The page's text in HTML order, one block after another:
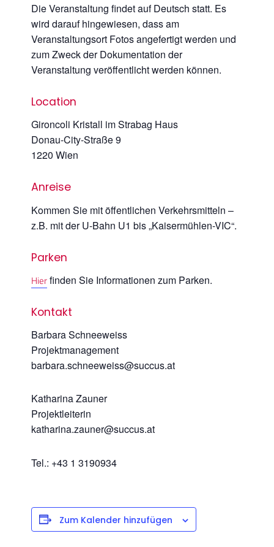
Die Veranstaltung findet auf Deutsch statt. Es
wird darauf hingewiesen, dass am
Veranstaltungsort Fotos angefertigt werden und
zum Zweck der Dokumentation der
Veranstaltung veröffentlicht werden können.
Location
Gironcoli Kristall im Strabag Haus
Donau-City-Straße 9
1220 Wien
Anreise
Kommen Sie mit öffentlichen Verkehrsmitteln –
z.B. mit der U-Bahn U1 bis „Kaisermühlen-VIC“.
Parken
Hierfinden Sie Informationen zum Parken.
Kontakt
Barbara Schneeweiss
Projektmanagement
barbara.schneeweiss@succus.at
Katharina Zauner
Projektleiterin
katharina.zauner@succus.at
Tel.: +43 1 3190934
Zum Kalender hinzufügen